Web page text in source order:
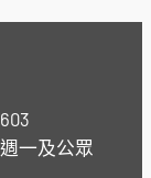
一及公眾